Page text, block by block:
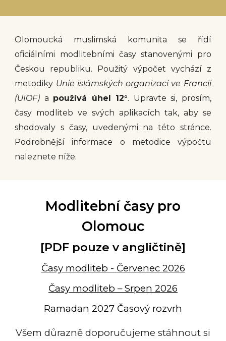
Olomoucká muslimská komunita se řídí
oficiálními modlitebními časy stanovenými pro
Českou republiku. Použitý výpočet vychází z
metodiky Unie islámských organizací ve Francii
(UIOF) a používá úhel 12°. Upravte si, prosím,
časy modliteb ve svých aplikacích tak, aby se
shodovaly s časy, uvedenými na této stránce.
Podrobnější informace o metodice výpočtu
naleznete níže.
Modlitební časy pro
Olomouc
[PDF pouze v angličtině]
Časy modliteb - Červenec 2026
Časy modliteb – Srpen 2026
Ramadan 2027 Časový rozvrh
Všem důrazně doporučujeme stáhnout si